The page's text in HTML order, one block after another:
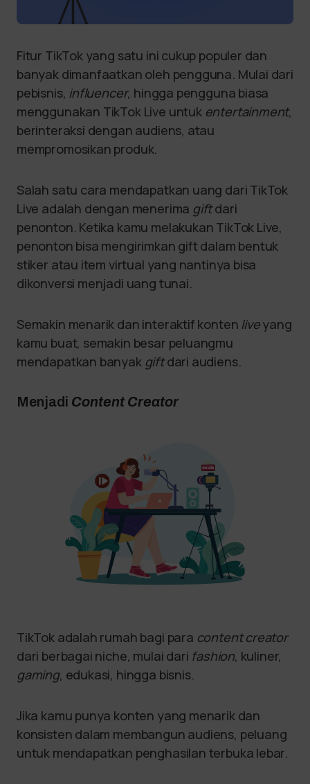
Fitur TikTok yang satu ini cukup populer dan
banyak dimanfaatkan oleh pengguna. Mulai dari
pebisnis, influencer, hingga pengguna biasa
menggunakan TikTok Live untuk entertainment,
berinteraksi dengan audiens, atau
mempromosikan produk.
Salah satu cara mendapatkan uang dari TikTok
Live adalah dengan menerima giftdari
penonton. Ketika kamu melakukan TikTok Live,
penonton bisa mengirimkan gift dalam bentuk
stiker atau item virtual yang nantinya bisa
dikonversi menjadi uang tunai.
Semakin menarik dan interaktif konten liveyang
kamu buat, semakin besar peluangmu
mendapatkan banyak giftdari audiens.
Menjadi Content Creator
TikTok adalah rumah bagi para content creator
dari berbagai niche, mulai dari fashion, kuliner,
gaming, edukasi, hingga bisnis.
Jika kamu punya konten yang menarik dan
konsisten dalam membangun audiens, peluang
untuk mendapatkan penghasilan terbuka lebar.